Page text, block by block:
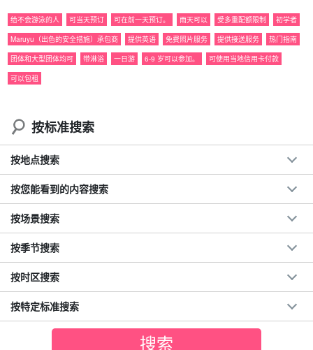
您可以选择近年来风靡全球的热门活动 SUP 和来冲绳不可错过的经
典活动独木舟。
游览中使用的冲浪板和独木舟非常稳定，初学者也能轻松体验！
给不会游泳的人 可当天预订 可在前一天预订。 雨天可以 受多重配额限制
初学者
Maruyu（出色的安全措施）承包商
提供英语 免费照片服务 提供接送服务
热门指南
团体和大型团体均可
带淋浴 一日游 6-9 岁可以参加。
可使用当地信用卡付款
可以包租
按标准搜索
按地点搜索
按您能看到的内容搜索
按场景搜索
按季节搜索
按时区搜索
按特定标准搜索